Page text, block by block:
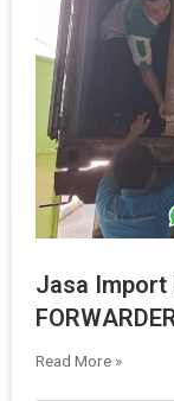
Jasa Import
Read More »